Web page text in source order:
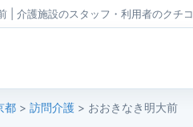
| 介護施設のスタッフ・利用者のクチ
都 > 訪問介護 > おおきなき明大前